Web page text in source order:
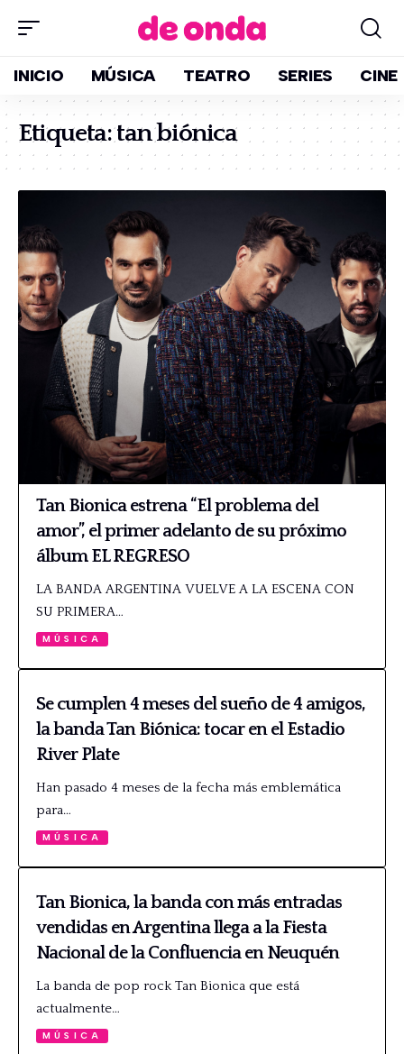
INICIO MÚSICA TEATRO SERIES CINE
Etiqueta:tan biónica
Tan Bionica estrena “El problema del
amor”, el primer adelanto de su próximo
álbum EL REGRESO
LA BANDA ARGENTINA VUELVE A LA ESCENA CON
SU PRIMERA…
MÚSICA
Se cumplen 4 meses del sueño de 4 amigos,
la banda Tan Biónica: tocar en el Estadio
River Plate
Han pasado 4 meses de la fecha más emblemática
para…
MÚSICA
Tan Bionica, la banda con más entradas
vendidas en Argentina llega a la Fiesta
Nacional de la Confluencia en Neuquén
La banda de pop rock Tan Bionica que está
actualmente…
MÚSICA